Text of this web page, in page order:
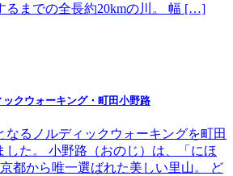
るまでの全長約20kmの川。 幅 […]
ックウォーキング・町田小野路
なるノルディックウォーキングを町田
した。 小野路（おのじ）は、「にほ
都から唯一選ばれた美しい里山。 ど